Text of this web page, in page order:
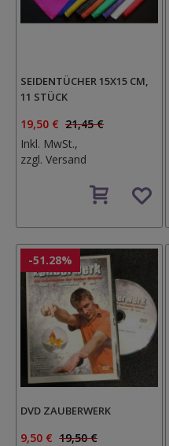
SEIDENTÜCHER 15X15 CM,
11 STÜCK
19,50 € 21,45 €
Inkl. MwSt.,
zzgl. Versand
den
-51.28%
DVD ZAUBERWERK
9,50 € 19,50 €